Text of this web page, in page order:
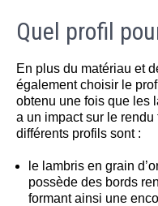
Quel profil
En plus du matériau et
également choisir le
obtenu une fois que les
a un impact sur le
différents profils sont :
le lambris en grain
possède des bords
formant ainsi une